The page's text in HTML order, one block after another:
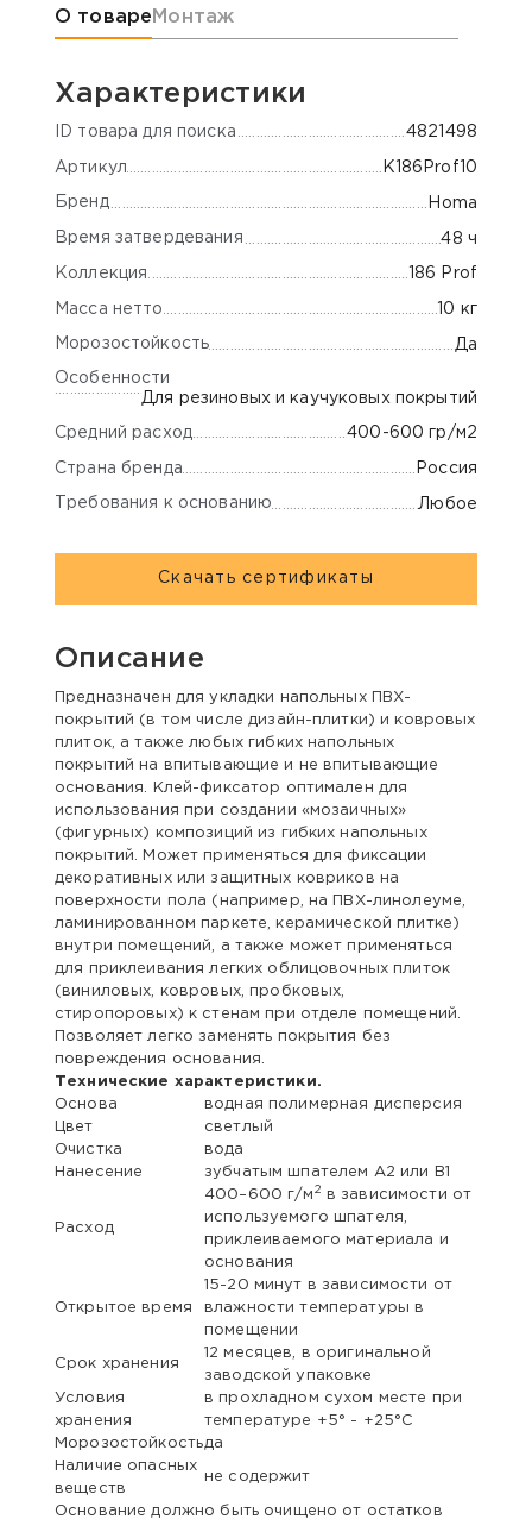
Информация о товаре
О товаре Монтаж
Характеристики
ID товара для поиска 4821498
Артикул K186Prof10
Бренд Homa
Время затвердевания 48 ч
Коллекция 186 Prof
Масса нетто 10 кг
Морозостойкость Да
Особенности
Для резиновых и каучуковых покрытий
Средний расход 400-600 гр/м2
Страна бренда Россия
Требования к основанию Любое
Скачать сертификаты
Описание
Предназначен для укладки напольных ПВХ-
покрытий (в том числе дизайн-плитки) и ковровых
плиток, а также любых гибких напольных
покрытий на впитывающие и не впитывающие
основания. Клей-фиксатор оптимален для
использования при создании «мозаичных»
(фигурных) композиций из гибких напольных
покрытий. Может применяться для фиксации
декоративных или защитных ковриков на
поверхности пола (например, на ПВХ-линолеуме,
ламинированном паркете, керамической плитке)
внутри помещений, а также может применяться
для приклеивания легких облицовочных плиток
(виниловых, ковровых, пробковых,
стиропоровых) к стенам при отделе помещений.
Позволяет легко заменять покрытия без
повреждения основания.
Технические характеристики.
Основа
водная полимерная дисперсия
Цвет
светлый
Очистка
вода
Нанесение
зубчатым шпателем А2 или В1
Расход
400–600 г/м 2
в зависимости от
используемого шпателя,
приклеиваемого материала и
основания
Открытое время
15-20 минут в зависимости от
влажности температуры в
помещении
Срок хранения
12 месяцев, в оригинальной
заводской упаковке
Условия
хранения
в прохладном сухом месте при
температуре +5° - +25°C
Морозостойкостьда
Наличие опасных
веществ
не содержит
Основание должно быть очищено от остатков